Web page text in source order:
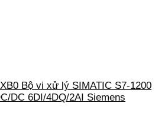
Bộ vi xử lý SIMATIC S7-1200
DC 6DI/4DQ/2AI Siemens